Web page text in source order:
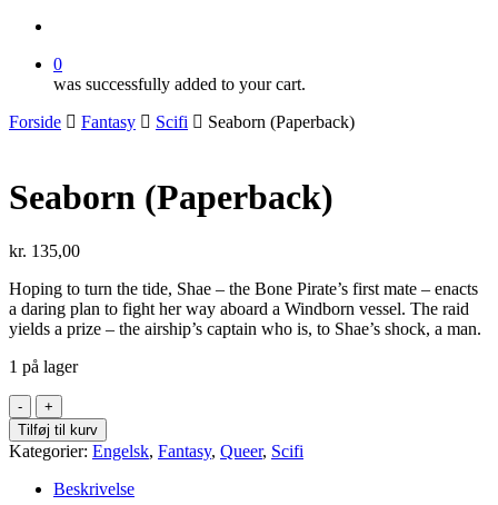
0
was successfully added to your cart.
Forside
Fantasy Scifi Seaborn (Paperback)
Seaborn (Paperback)
kr. 135,00
Hoping to turn the tide, Shae – the Bone Pirate’s first mate – enacts
a daring plan to fight her way aboard a Windborn vessel. The raid
yields a prize – the airship’s captain who is, to Shae’s shock, a man.
1 på lager
Seaborn
(Paperback)
antal
Tilføj til kurv
Kategorier: Engelsk, Fantasy, Queer, Scifi
Beskrivelse